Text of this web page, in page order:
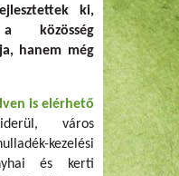
ki,
közösség
hanem még
is elérhető
város
kezelési
és kerti